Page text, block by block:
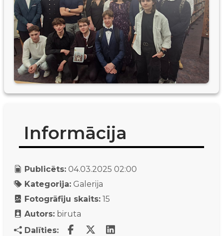
Informācija
Publicēts: 04.03.2025 02:00
Kategorija: Galerija
Fotogrāfiju skaits: 15
Autors: biruta
Dalīties: